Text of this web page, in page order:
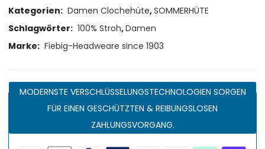
Kategorien: Damen Clochehüte,SOMMERHÜTE
Schlagwörter: 100% Stroh,Damen
Marke: Fiebig-Headweare since 1903
MODERNSTE VERSCHLÜSSELUNGSTECHNOLOGIEN SORGEN
FÜR EINEN GESCHÜTZTEN & REIBUNGSLOSEN
ZAHLUNGSVORGANG.